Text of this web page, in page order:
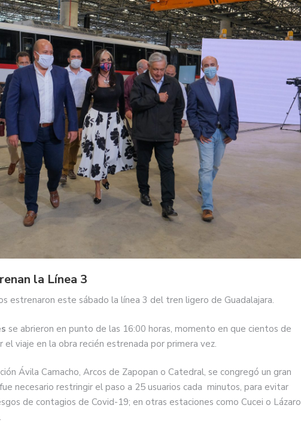
la Línea 3
estrenaron este sábado la línea 3 del tren ligero de Guadalajara.
se abrieron en punto de las 16:00 horas, momento en que cientos de
el viaje en la obra recién estrenada por primera vez.
Ávila Camacho, Arcos de Zapopan o Catedral, se congregó un gran
necesario restringir el paso a 25 usuarios cada minutos, para evitar
de contagios de Covid-19; en otras estaciones como Cucei o Lázaro